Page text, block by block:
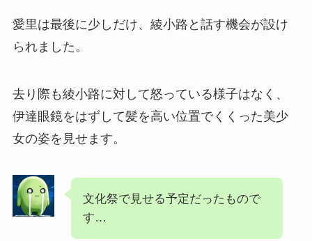
愛里は最後に少しだけ、綾小路と話す機会が設け
られました。
去り際も綾小路に対して怒っている様子はなく、
伊達眼鏡をはずして髪を高い位置でくくった美少
女の姿を見せます。
文化祭で見せる予定だったもので
す…